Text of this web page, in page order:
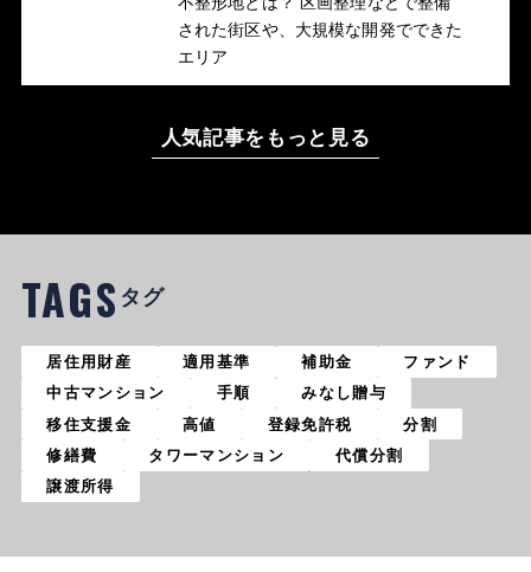
された街区や、大規模な開発でできた
エリア
人気記事をもっと見る
TAGS タグ
居住用財産 適用基準 補助金
ファンド
中古マンション
手順
みなし贈与
移住支援金
高値 登録免許税
分割
修繕費
タワーマンション
代償分割
譲渡所得